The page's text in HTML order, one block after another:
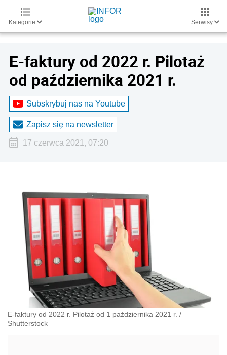
Kategorie Serwisy
E-faktury od 2022 r. Pilotaż
od października 2021 r.
Subskrybuj nas na Youtube
Zapisz się na newsletter
17 czerwca 2021, 07:20
E-faktury od 2022 r. Pilotaż od 1 października 2021 r. /
Shutterstock